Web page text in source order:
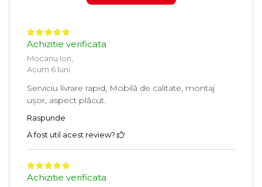
Achizitie verificata
Mocanu Ion,
Acum 6 luni
Serviciu livrare rapid, Mobilă de calitate, montaj
ușor, aspect plăcut.
Raspunde
A fost util acest review?
Achizitie verificata